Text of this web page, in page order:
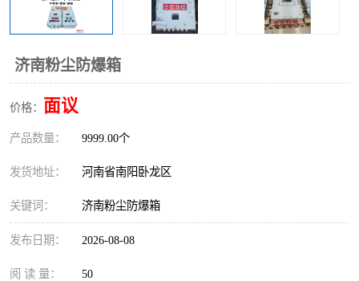
济南粉尘防爆箱
价格： 面议
产品数量： 9999.00个
发货地址： 河南省南阳卧龙区
关键词： 济南粉尘防爆箱
发布日期： 2026-08-08
阅 读 量： 50